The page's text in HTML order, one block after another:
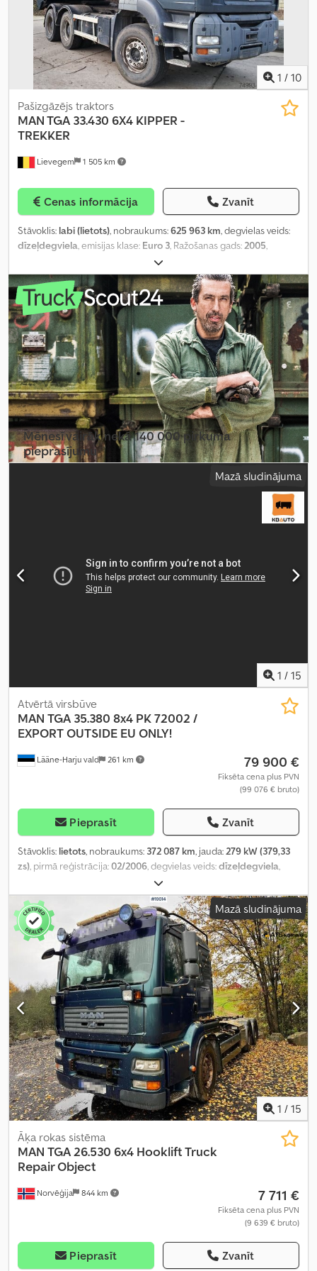
retardētājs, stāvvietas gaisa kondicionieris, stāvvietas sildītājs,
stūres pastiprinātājs
1 / 10
Lievegem 1 505 km
Pašizgāzējs traktors
MAN TGA 33.430 6X4 KIPPER -
TREKKER
Cenas informācija Zvanīt
Stāvoklis: labi (lietots), nobraukums:625 963 km, degvielas veids:
dīzeļdegviela, emisijas klase: Euro 3, Ražošanas gads:2005,
Mēnesī vairāk nekā 140 000 pirkuma
pieprasījumu
Izvēlēties tirgotāja paketiMazā sludinājuma
1 / 15
Lääne-Harju vald 261 km
Atvērtā virsbūve
MAN TGA 35.380 8x4 PK 72002 /
EXPORT OUTSIDE EU ONLY!
79 900 €
Fiksēta cena plus PVN
(99 076 € bruto)
Pieprasīt Zvanīt
Stāvoklis: lietots, nobraukums: 372 087 km, jauda:279 kW (379,33
zs), pirmā reģistrācija:02/2006, degvielas veids:dīzeļdegviela,
, degviela:dīzeļdegviela
mehānisks, emisijas klase:Euro 3, piekares sistēma:cits, kopējais
garums:9 010 mm , kopējais platums:2 500 mm, Ražošanas gads:
2006, Aprīkojums:celtnis, elektriski regulējams spogulis,
stāvvietas sildītājs,
Mazā sludinājuma
1 / 15
Norvēģija 844 km
Āķa rokas sistēma
MAN TGA 26.530 6x4 Hooklift Truck
Repair Object
7 711 €
Fiksēta cena plus PVN
(9 639 € bruto)
Pieprasīt Zvanīt